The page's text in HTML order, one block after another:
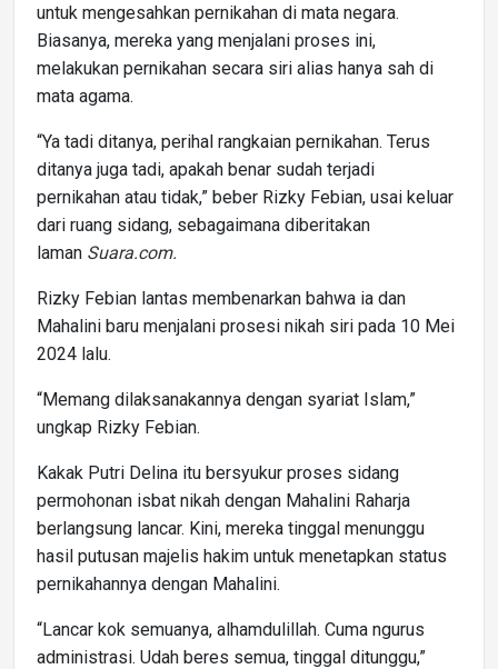
untuk mengesahkan pernikahan di mata negara.
Biasanya, mereka yang menjalani proses ini,
melakukan pernikahan secara siri alias hanya sah di
mata agama.
“Ya tadi ditanya, perihal rangkaian pernikahan. Terus
ditanya juga tadi, apakah benar sudah terjadi
pernikahan atau tidak,” beber Rizky Febian, usai keluar
dari ruang sidang, sebagaimana diberitakan
laman Suara.com.
Rizky Febian lantas membenarkan bahwa ia dan
Mahalini baru menjalani prosesi nikah siri pada 10 Mei
2024 lalu.
“Memang dilaksanakannya dengan syariat Islam,”
ungkap Rizky Febian.
Kakak Putri Delina itu bersyukur proses sidang
permohonan isbat nikah dengan Mahalini Raharja
berlangsung lancar. Kini, mereka tinggal menunggu
hasil putusan majelis hakim untuk menetapkan status
pernikahannya dengan Mahalini.
“Lancar kok semuanya, alhamdulillah. Cuma ngurus
administrasi. Udah beres semua, tinggal ditunggu,”